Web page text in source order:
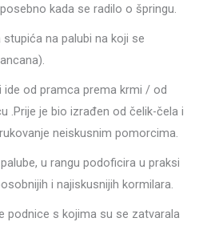
kada se radilo o špringu.
stupića na palubi na koji se
ide od pramca prema krmi / od
.Prije je bio izrađen od čelik-čela i
neiskusnim pomorcima.
u rangu podoficira u praksi
i najiskusnijih kormilara.
podnice s kojima su se zatvarala